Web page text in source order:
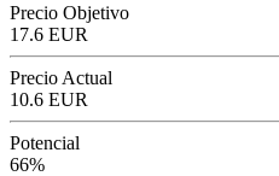
Precio Objetivo
17.6 EUR
Precio Actual
10.6 EUR
Potencial
66%